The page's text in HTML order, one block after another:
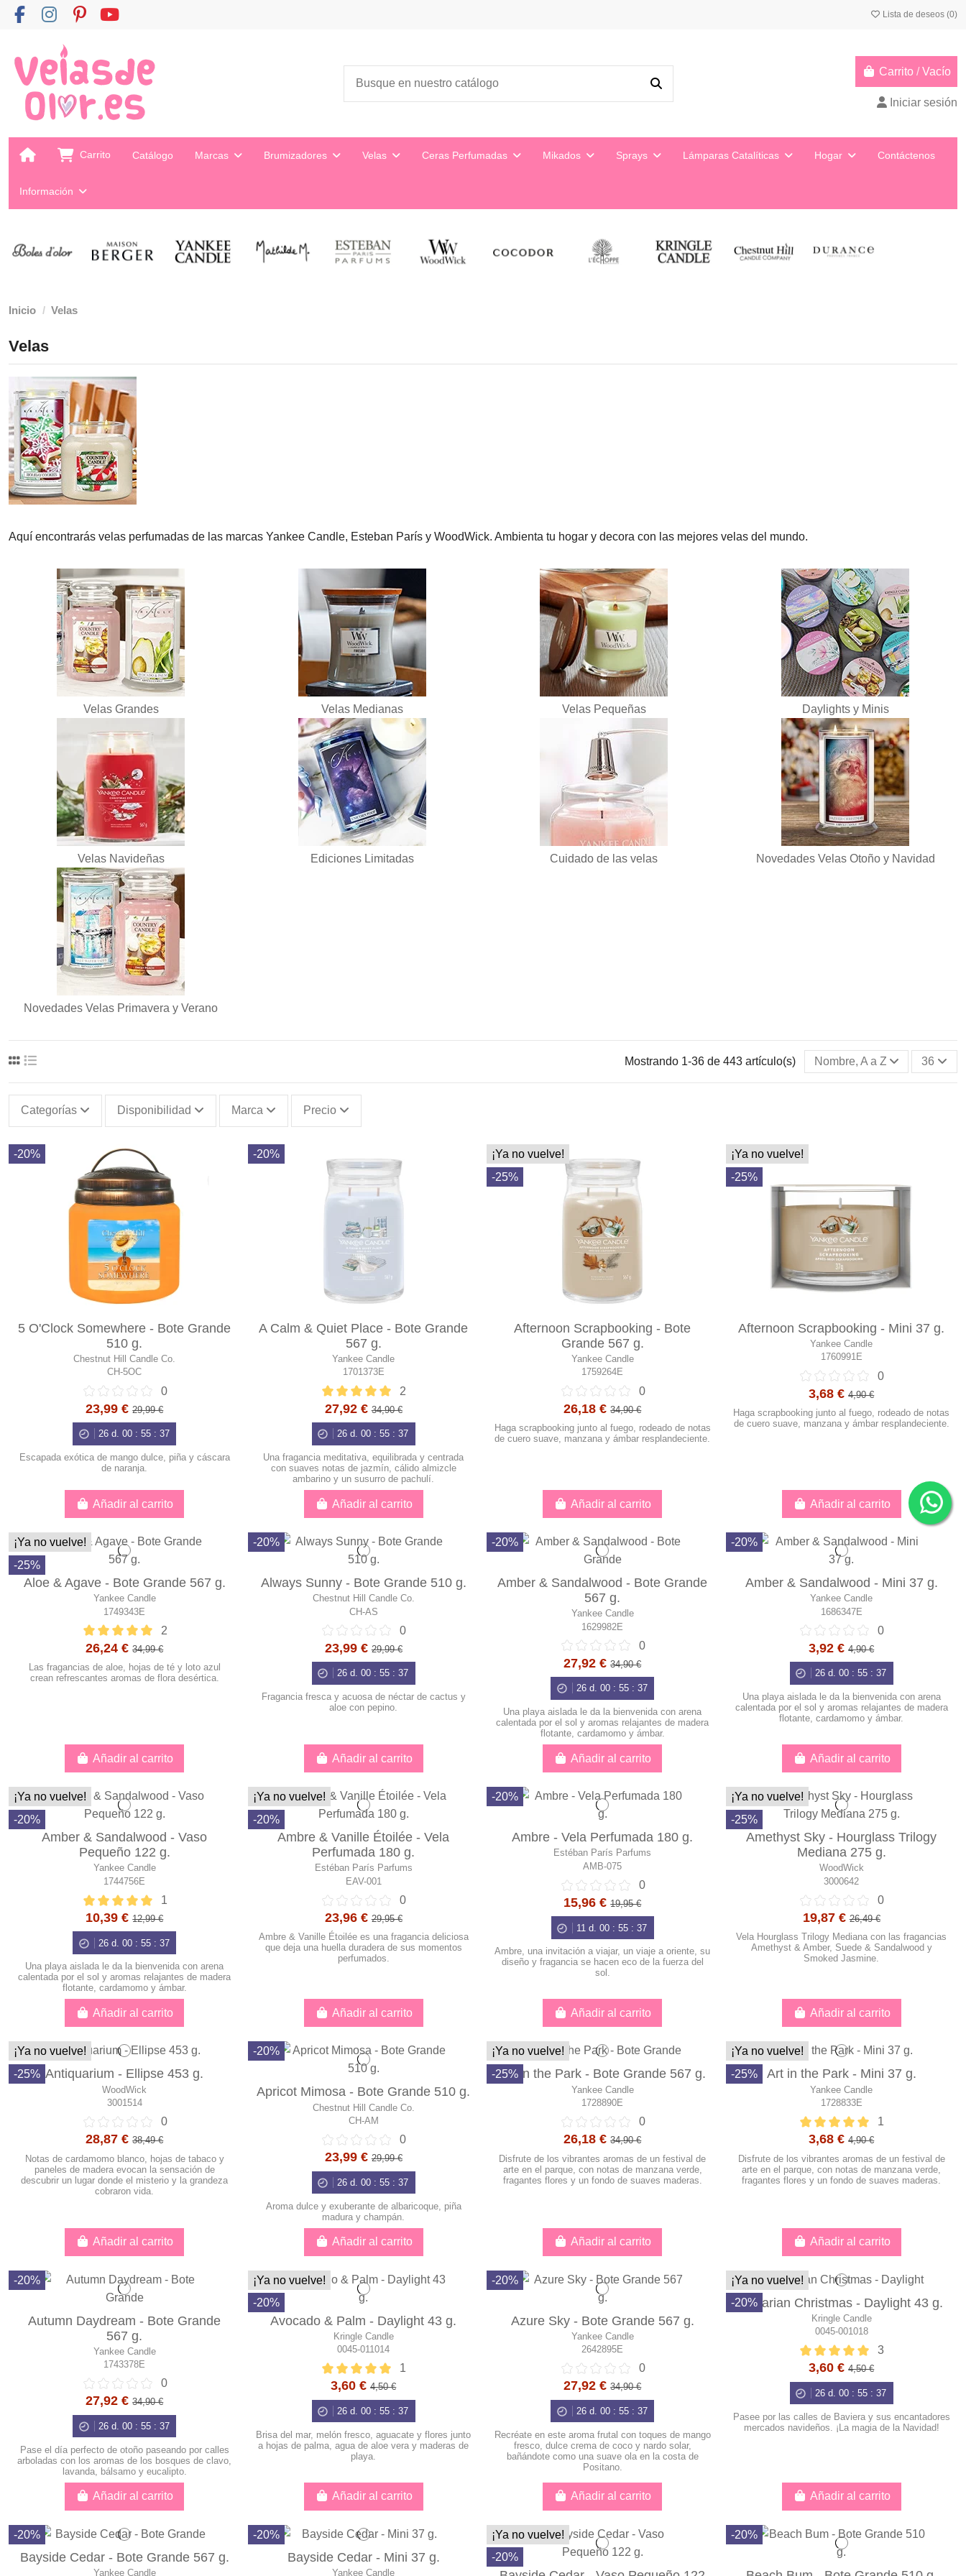
Lista de deseos (0)
Carrito /Vacío
Iniciar sesión
Carrito Catálogo Marcas Brumizadores Velas Ceras Perfumadas Mikados Sprays Lámparas Catalíticas Hogar Contáctenos
Información
Inicio Velas
Velas
Aquí encontrarás velas perfumadas de las marcas Yankee Candle, Esteban París y WoodWick. Ambienta tu hogar y decora con las mejores velas del mundo.
Velas Grandes Velas Medianas Velas Pequeñas Daylights y Minis
Velas Navideñas Ediciones Limitadas Cuidado de las velas Novedades Velas Otoño y Navidad
Novedades Velas Primavera y Verano
Mostrando 1-36 de 443 artículo(s) Nombre, A a Z 36
Categorías Disponibilidad Marca Precio
-20%
5 O'Clock Somewhere - Bote Grande
510 g.
Chestnut Hill Candle Co.
CH-5OC
0
23,99 €29,99 €
26d. 00: 55: 36
Escapada exótica de mango dulce, piña y cáscara
de naranja.
Añadir al carrito
-20%
A Calm & Quiet Place - Bote Grande
567 g.
Yankee Candle
1701373E
2
27,92 €34,90 €
26 d. 00 :55 :36
Una fragancia meditativa, equilibrada y centrada
con suaves notas de jazmín, cálido almizcle
ambarino y un susurro de pachulí.
Añadir al carrito
¡Ya no vuelve!
-25%
Afternoon Scrapbooking - Bote
Grande 567 g.
Yankee Candle
1759264E
0
26,18 €34,90 €
Haga scrapbooking junto al fuego, rodeado de notas
de cuero suave, manzana y ámbar resplandeciente.
Añadir al carrito
¡Ya no vuelve!
-25%
Afternoon Scrapbooking - Mini 37 g.
Yankee Candle
1760991E
0
3,68 €4,90 €
Haga scrapbooking junto al fuego, rodeado de notas
de cuero suave, manzana y ámbar resplandeciente.
Añadir al carrito
¡Ya no vuelve!
-25%
Aloe & Agave - Bote Grande 567 g.
Yankee Candle
1749343E
2
26,24 €34,99 €
Las fragancias de aloe, hojas de té y loto azul
crean refrescantes aromas de flora desértica.
Añadir al carrito
-20%
Always Sunny - Bote Grande 510 g.
Chestnut Hill Candle Co.
CH-AS
0
23,99 €29,99 €
26 d. 00 :55 :36
Fragancia fresca y acuosa de néctar de cactus y
aloe con pepino.
Añadir al carrito
-20%
Amber & Sandalwood - Bote Grande
567 g.
Yankee Candle
1629982E
0
27,92 €34,90 €
26d. 00: 55: 36
Una playa aislada le da la bienvenida con arena
calentada por el sol y aromas relajantes de madera
flotante, cardamomo y ámbar.
Añadir al carrito
-20%
Amber & Sandalwood - Mini 37 g.
Yankee Candle
1686347E
0
3,92 €4,90 €
26 d. 00 :55 :36
Una playa aislada le da la bienvenida con arena
calentada por el sol y aromas relajantes de madera
flotante, cardamomo y ámbar.
Añadir al carrito
¡Ya no vuelve!
-20%
Amber & Sandalwood - Vaso
Pequeño 122 g.
Yankee Candle
1744756E
1
10,39 €12,99 €
26d. 00: 55: 36
Una playa aislada le da la bienvenida con arena
calentada por el sol y aromas relajantes de madera
flotante, cardamomo y ámbar.
Añadir al carrito
¡Ya no vuelve!
-20%
Ambre & Vanille Étoilée - Vela
Perfumada 180 g.
Estéban París Parfums
EAV-001
0
23,96 €29,95 €
Ambre & Vanille Étoilée es una fragancia deliciosa
que deja una huella duradera de sus momentos
perfumados.
Añadir al carrito
-20%
Ambre - Vela Perfumada 180 g.
Estéban París Parfums
AMB-075
0
15,96 €19,95 €
11 d. 00 :55 :36
Ambre, una invitación a viajar, un viaje a oriente, su
diseño y fragancia se hacen eco de la fuerza del
sol.
Añadir al carrito
¡Ya no vuelve!
-25%
Amethyst Sky - Hourglass Trilogy
Mediana 275 g.
WoodWick
3000642
0
19,87 €26,49 €
Vela Hourglass Trilogy Mediana con las fragancias
Amethyst & Amber, Suede & Sandalwood y
Smoked Jasmine.
Añadir al carrito
¡Ya no vuelve!
-25% Antiquarium - Ellipse 453 g.
WoodWick
3001514
0
28,87 €38,49 €
Notas de cardamomo blanco, hojas de tabaco y
paneles de madera evocan la sensación de
descubrir un lugar donde el misterio y la grandeza
cobraron vida.
Añadir al carrito
-20%
Apricot Mimosa - Bote Grande 510 g.
Chestnut Hill Candle Co.
CH-AM
0
23,99 €29,99 €
26 d. 00 :55 :36
Aroma dulce y exuberante de albaricoque, piña
madura y champán.
Añadir al carrito
¡Ya no vuelve!
-25%
Art in the Park - Bote Grande 567 g.
Yankee Candle
1728890E
0
26,18 €34,90 €
Disfrute de los vibrantes aromas de un festival de
arte en el parque, con notas de manzana verde,
fragantes flores y un fondo de suaves maderas.
Añadir al carrito
¡Ya no vuelve!
-25%
Art in the Park - Mini 37 g.
Yankee Candle
1728833E
1
3,68 €4,90 €
Disfrute de los vibrantes aromas de un festival de
arte en el parque, con notas de manzana verde,
fragantes flores y un fondo de suaves maderas.
Añadir al carrito
-20%
Autumn Daydream - Bote Grande
567 g.
Yankee Candle
1743378E
0
27,92 €34,90 €
26d. 00: 55: 36
Pase el día perfecto de otoño paseando por calles
arboladas con los aromas de los bosques de clavo,
lavanda, bálsamo y eucalipto.
Añadir al carrito
¡Ya no vuelve!
-20%
Avocado & Palm - Daylight 43 g.
Kringle Candle
0045-011014
1
3,60 €4,50 €
26 d. 00 :55 :36
Brisa del mar, melón fresco, aguacate y flores junto
a hojas de palma, agua de aloe vera y maderas de
playa.
Añadir al carrito
-20%
Azure Sky - Bote Grande 567 g.
Yankee Candle
2642895E
0
27,92 €34,90 €
26d. 00: 55: 36
Recréate en este aroma frutal con toques de mango
fresco, dulce crema de coco y nardo solar,
bañándote como una suave ola en la costa de
Positano.
Añadir al carrito
¡Ya no vuelve!
-20%
Bavarian Christmas - Daylight 43 g.
Kringle Candle
0045-001018
3
3,60 €4,50 €
26 d. 00 :55 :36
Pasee por las calles de Baviera y sus encantadores
mercados navideños. ¡La magia de la Navidad!
Añadir al carrito
-20%
Bayside Cedar - Bote Grande 567 g.
Yankee Candle
-20%
Bayside Cedar - Mini 37 g.
Yankee Candle
¡Ya no vuelve!
-20%
-20%